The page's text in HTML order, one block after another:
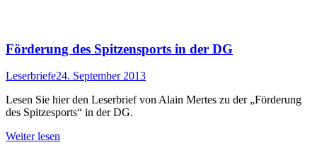
Förderung des Spitzensports in der DG
Leserbriefe24. September 2013
Lesen Sie hier den Leserbrief von Alain Mertes zu der „Förderung
des Spitzesports“ in der DG.
Weiter lesen